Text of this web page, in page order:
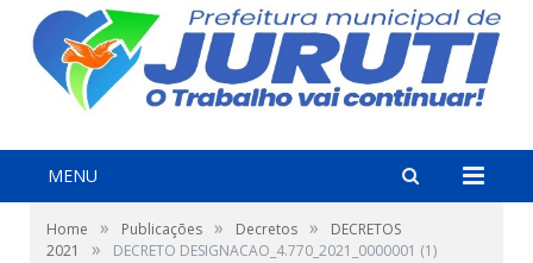
MENU
Home » Publicações » Decretos »
DECRETOS
2021
» DECRETO DESIGNACAO_4.770_2021_0000001 (1)